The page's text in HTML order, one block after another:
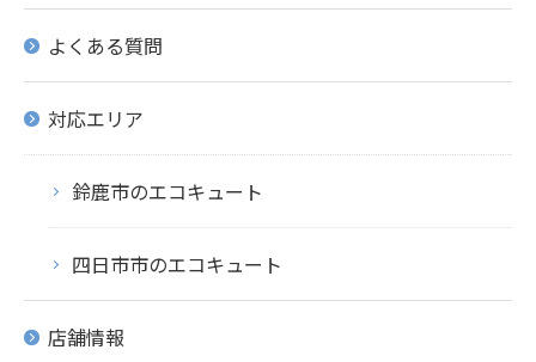
よくある質問
対応エリア
鈴鹿市のエコキュート
四日市市のエコキュート
店舗情報